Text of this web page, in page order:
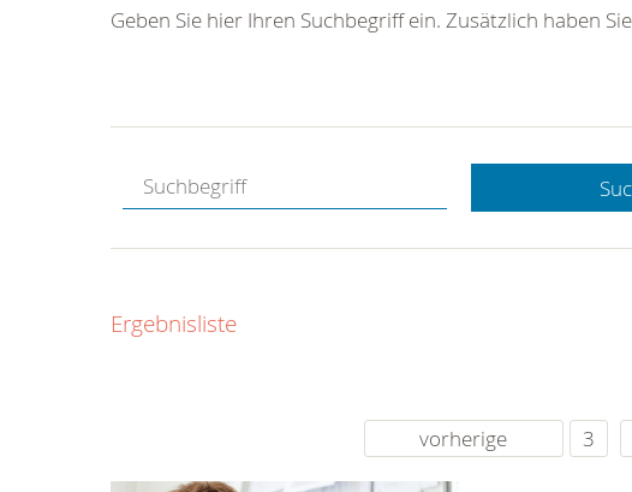
Geben Sie hier Ihren Suchbegriff ein. Zusätzlich haben
Ergebnisliste
vorherige
3